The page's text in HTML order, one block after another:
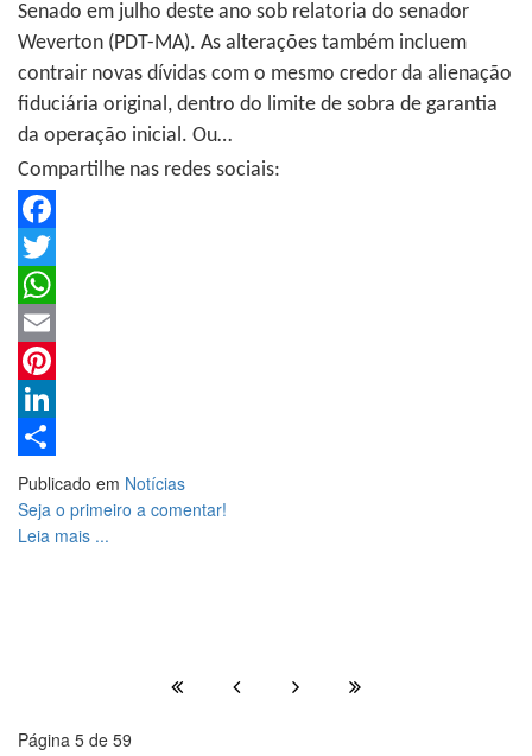
Senado em julho deste ano sob relatoria do senador
Weverton (PDT-MA). As alterações também incluem
contrair novas dívidas com o mesmo credor da alienação
fiduciária original, dentro do limite de sobra de garantia
da operação inicial. Ou…
Compartilhe nas redes sociais:
Facebook
Twitter
WhatsApp
Email
Pinterest
LinkedIn
Share
Publicado em Notícias
Seja o primeiro a comentar!
Leia mais ...
Página 5 de 59